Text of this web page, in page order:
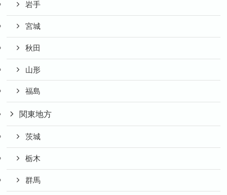
岩手
宮城
秋田
山形
福島
関東地方
茨城
栃木
群馬